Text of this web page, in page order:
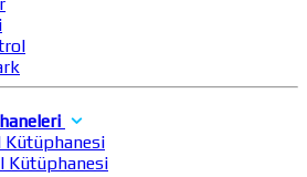
Kütüphanesi
Kütüphanesi